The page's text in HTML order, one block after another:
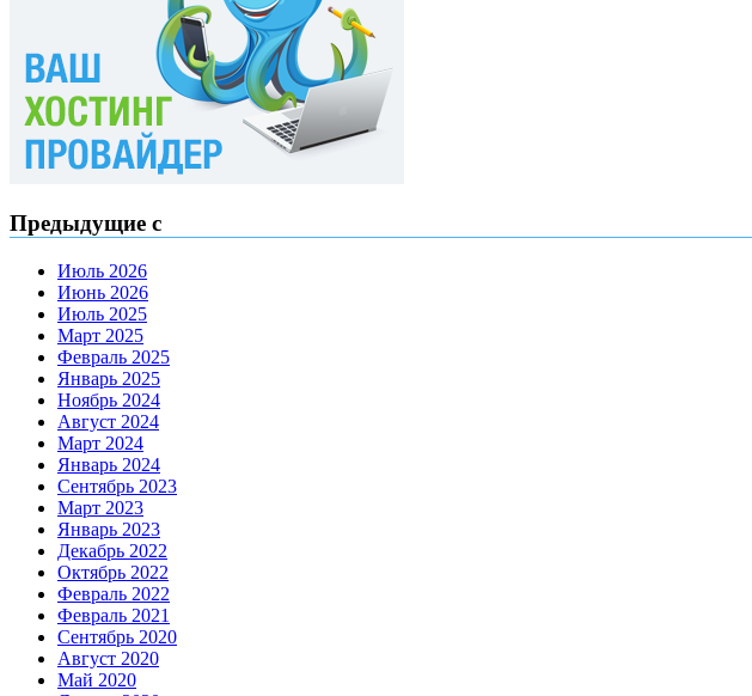
Предыдущие с
Июль 2026
Июнь 2026
Июль 2025
Март 2025
Февраль 2025
Январь 2025
Ноябрь 2024
Август 2024
Март 2024
Январь 2024
Сентябрь 2023
Март 2023
Январь 2023
Декабрь 2022
Октябрь 2022
Февраль 2022
Февраль 2021
Сентябрь 2020
Август 2020
Май 2020